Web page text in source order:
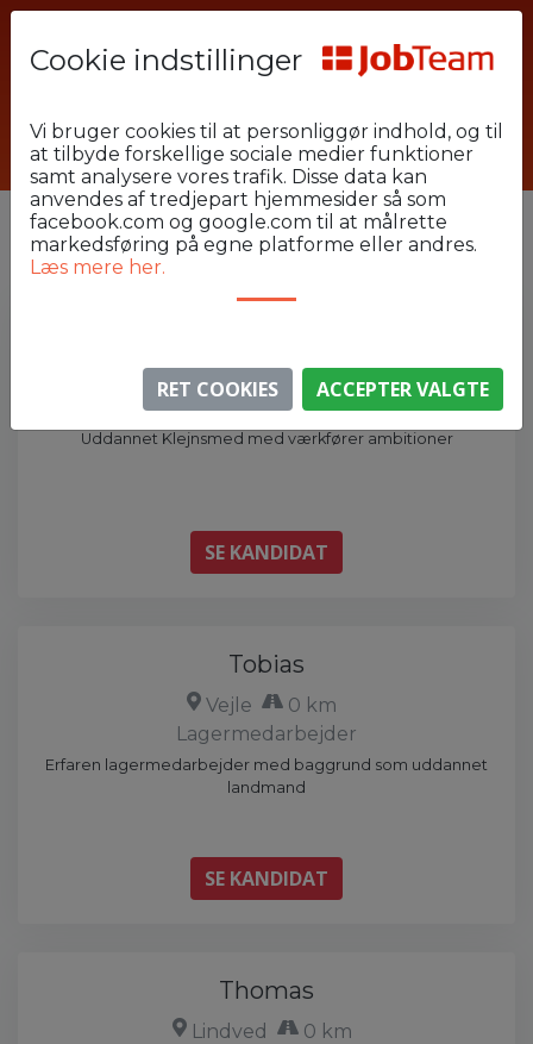
Forside
Arbejdsgiver
Industri og Lager
Vejle
VIS FILTRE
1
Ryd
18 kandidater
Vejle
0 km
Værkfører
Uddannet Klejnsmed med værkfører ambitioner
SE KANDIDAT
Tobias
Vejle
0 km
Lagermedarbejder
Erfaren lagermedarbejder med baggrund som uddannet
landmand
SE KANDIDAT
Thomas
Lindved
0 km
Cookie indstillinger
Vi bruger cookies til at personliggør indhold, og til
at tilbyde forskellige sociale medier funktioner
samt analysere vores trafik. Disse data kan
anvendes af tredjepart hjemmesider så som
facebook.com og google.com til at målrette
markedsføring på egne platforme eller andres.
Læs mere her.
RET COOKIES ACCEPTER VALGTE